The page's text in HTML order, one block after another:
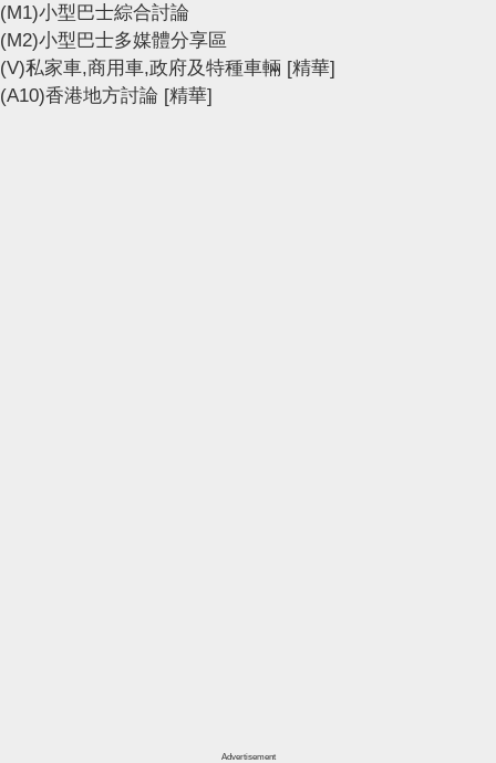
(M1)小型巴士綜合討論
(M2)小型巴士多媒體分享區
(V)私家車,商用車,政府及特種車輛 [精華]
(A10)香港地方討論 [精華]
Advertisement